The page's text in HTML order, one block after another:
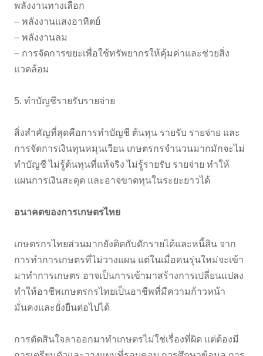
พลังงานทางเลือก
– พลังงานแสงอาทิตย์
– พลังงานลม
– การจัดการขยะเพื่อใช้ทรัพยากรให้คุ้มค่าและช่วยสิ่ง
แวดล้อม
5. ทำบัญชีรายรับรายจ่าย
สิ่งสำคัญที่สุดคือการทำบัญชี ต้นทุน รายรับ รายจ่าย และ
การจัดการเงินทุนหมุนเวียน เกษตรกรจำนวนมากมักจะไม่
ทำบัญชี ไม่รู้ต้นทุนที่แท้จริง ไม่รู้รายรับ รายจ่าย ทำให้
แผนการเงินสะดุด และอาจขาดทุนในระยะยาวได้
อนาคตของการเกษตรไทย
เกษตรกรไทยส่วนมากยังติดกับดักรายได้และหนี้สิน จาก
การทำการเกษตรที่ไม่วางแผน แต่ในเมื่อคนรุ่นใหม่จะเข้า
มาทำการเกษตร อาจเป็นการเข้ามาสร้างการเปลี่ยนแปลง
ทำให้อาชีพเกษตรกรไทยเป็นอาชีพที่มีความก้าวหน้า
มั่นคงและยั่งยืนต่อไปได้
การตัดสินใจลาออกมาทำเกษตรไม่ใช่เรื่องที่ผิด แต่ต้องมี